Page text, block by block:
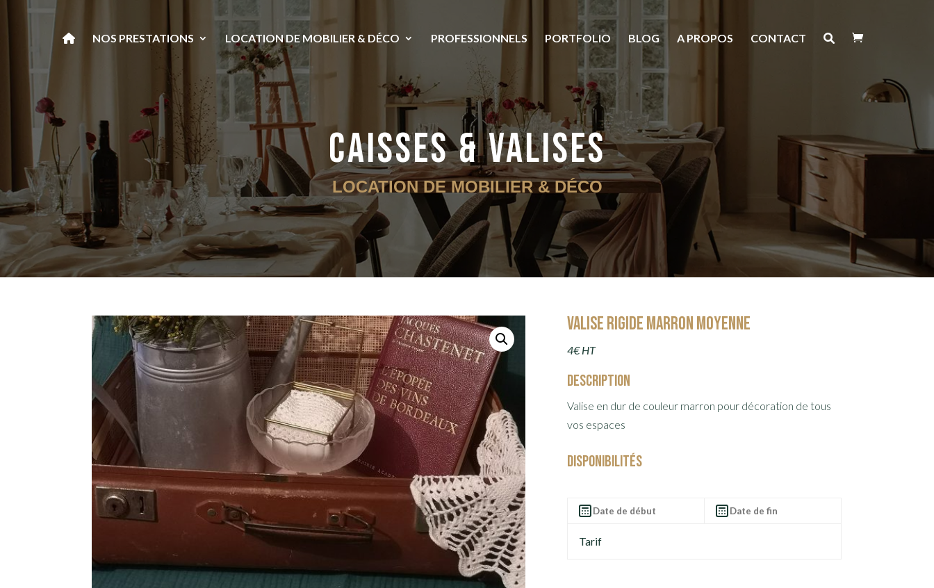
NOS PRESTATIONS LOCATION DE MOBILIER & DÉCO PROFESSIONNELS PORTFOLIO BLOG A PROPOS CONTACT
Caisses & valises
LOCATION DE MOBILIER & DÉCO
Valise rigide marron moyenne
4€ HT
Description
Valise en dur de couleur marron pour décoration de tous
vos espaces
Disponibilités
Tarif